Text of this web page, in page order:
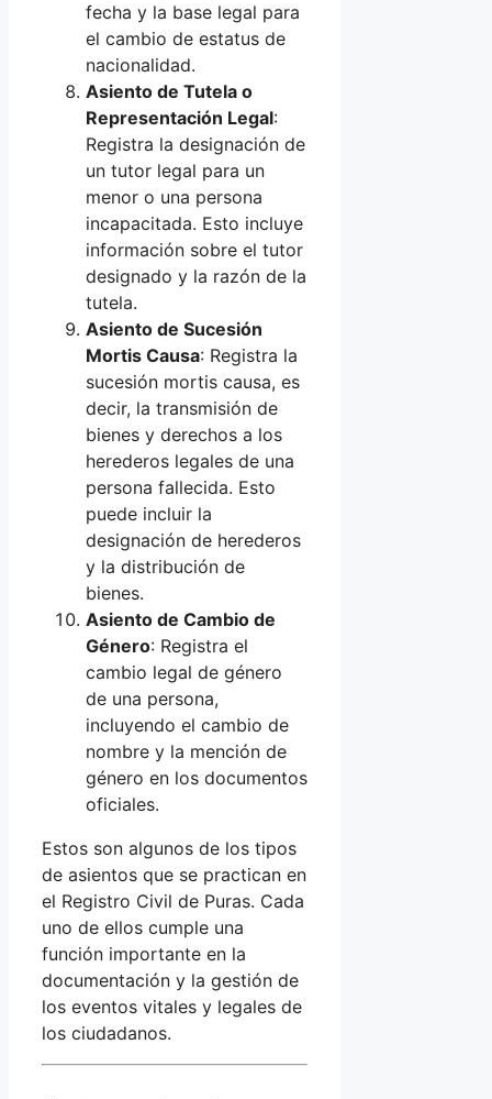
fecha y la base legal para
el cambio de estatus de
nacionalidad.
Asiento de Tutela o
Representación Legal:
Registra la designación de
un tutor legal para un
menor o una persona
incapacitada. Esto incluye
información sobre el tutor
designado y la razón de la
tutela.
Asiento de Sucesión
Mortis Causa: Registra la
sucesión mortis causa, es
decir, la transmisión de
bienes y derechos a los
herederos legales de una
persona fallecida. Esto
puede incluir la
designación de herederos
y la distribución de
bienes.
Asiento de Cambio de
Género: Registra el
cambio legal de género
de una persona,
incluyendo el cambio de
nombre y la mención de
género en los documentos
oficiales.
Estos son algunos de los tipos
de asientos que se practican en
el Registro Civil de Puras. Cada
uno de ellos cumple una
función importante en la
documentación y la gestión de
los eventos vitales y legales de
los ciudadanos.